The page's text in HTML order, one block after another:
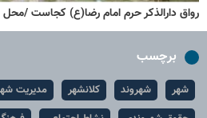
رواق دارالذکر حرم امام رضا(ع) کجاست /
برچسب
شهر شهروند کلانشهر مدیریت